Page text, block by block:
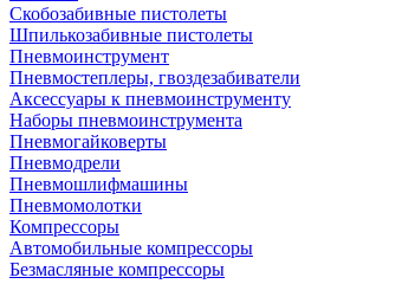
Скобозабивные пистолеты
Шпилькозабивные пистолеты
Пневмоинструмент
Пневмостеплеры, гвоздезабиватели
Аксессуары к пневмоинструменту
Наборы пневмоинструмента
Пневмогайковерты
Пневмодрели
Пневмошлифмашины
Пневмомолотки
Компрессоры
Автомобильные компрессоры
Безмасляные компрессоры